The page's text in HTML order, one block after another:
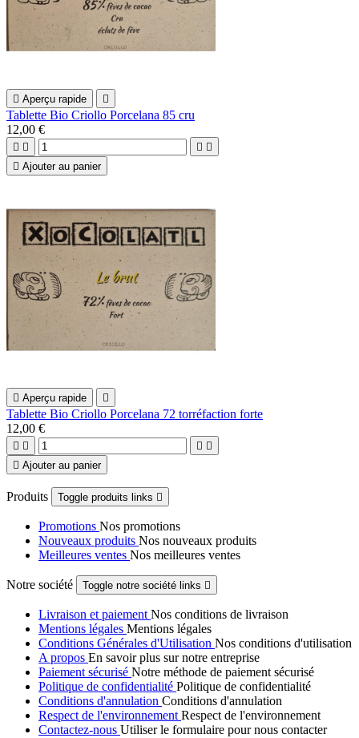
 Aperçu rapide 
Tablette Bio Criollo Porcelana 85 cru
12,00 €
   
 Ajouter au panier
 Aperçu rapide 
Tablette Bio Criollo Porcelana 72 torréfaction forte
12,00 €
   
 Ajouter au panier
Produits Toggle produits links 
Promotions Nos promotions
Nouveaux produits Nos nouveaux produits
Meilleures ventes Nos meilleures ventes
Notre société Toggle notre société links 
Livraison et paiement Nos conditions de livraison
Mentions légales Mentions légales
Conditions Générales d'Utilisation Nos conditions d'utilisation
A propos En savoir plus sur notre entreprise
Paiement sécurisé Notre méthode de paiement sécurisé
Politique de confidentialité Politique de confidentialité
Conditions d'annulation Conditions d'annulation
Respect de l'environnement Respect de l'environnement
Contactez-nous Utiliser le formulaire pour nous contacter